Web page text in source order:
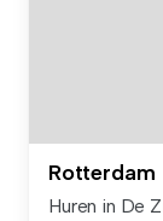
Rotterdam
Huren in De